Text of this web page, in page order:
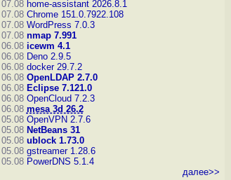
07.08 home-assistant 2026.8.1
07.08 Chrome 151.0.7922.108
07.08 WordPress 7.0.3
07.08 nmap 7.991
06.08 icewm 4.1
06.08 Deno 2.9.5
06.08 docker 29.7.2
06.08 OpenLDAP 2.7.0
06.08 Eclipse 7.121.0
06.08 OpenCloud 7.2.3
06.08 mesa 3d 26.2
05.08 OpenVPN 2.7.6
05.08 NetBeans 31
05.08 ublock 1.73.0
05.08 gstreamer 1.28.6
05.08 PowerDNS 5.1.4
далее>>